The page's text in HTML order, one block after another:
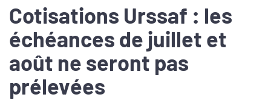
Cotisations Urssaf : les
échéances de juillet et
août ne seront pas
prélevées